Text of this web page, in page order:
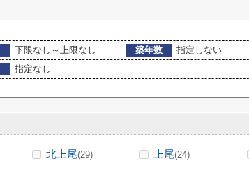
下限なし～上限なし 築年数
指定しない
指定なし
北上尾(29) 上尾(24)